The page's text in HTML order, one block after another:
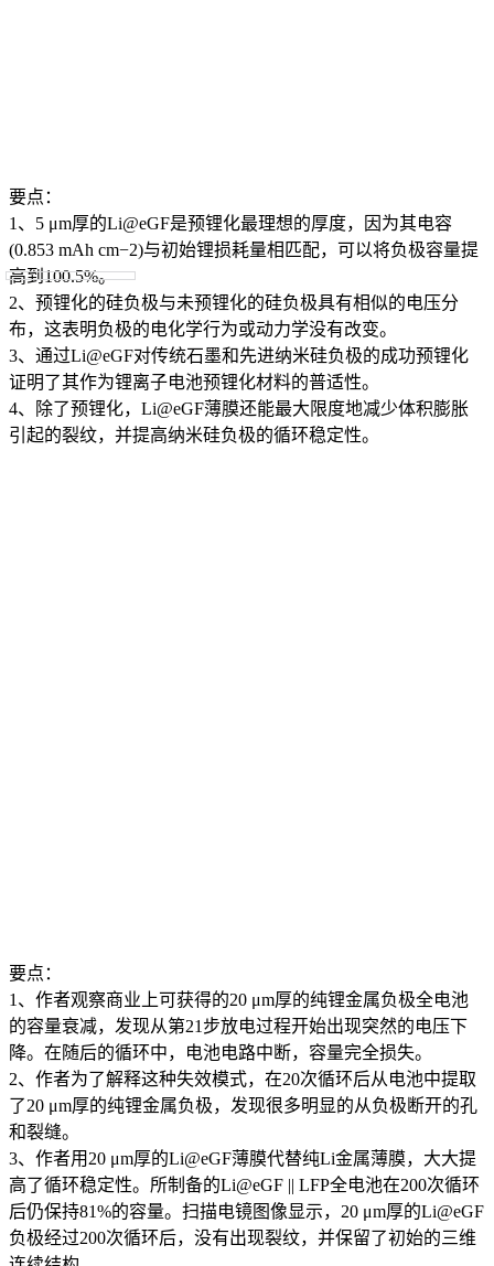
要点：
1、5 μm厚的Li@eGF是预锂化最理想的厚度，因为其电容
(0.853 mAh cm−2)与初始锂损耗量相匹配，可以将负极容量提
高到100.5%。
2、预锂化的硅负极与未预锂化的硅负极具有相似的电压分
布，这表明负极的电化学行为或动力学没有改变。
3、通过Li@eGF对传统石墨和先进纳米硅负极的成功预锂化
证明了其作为锂离子电池预锂化材料的普适性。
4、除了预锂化，Li@eGF薄膜还能最大限度地减少体积膨胀
引起的裂纹，并提高纳米硅负极的循环稳定性。
要点：
1、作者观察商业上可获得的20 μm厚的纯锂金属负极全电池
的容量衰减，发现从第21步放电过程开始出现突然的电压下
降。在随后的循环中，电池电路中断，容量完全损失。
2、作者为了解释这种失效模式，在20次循环后从电池中提取
了20 μm厚的纯锂金属负极，发现很多明显的从负极断开的孔
和裂缝。
3、作者用20 μm厚的Li@eGF薄膜代替纯Li金属薄膜，大大提
高了循环稳定性。所制备的Li@eGF || LFP全电池在200次循环
后仍保持81%的容量。扫描电镜图像显示，20 μm厚的Li@eGF
负极经过200次循环后，没有出现裂纹，并保留了初始的三维